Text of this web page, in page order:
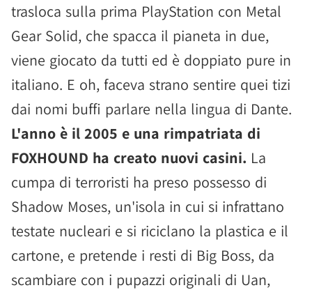
trasloca sulla prima PlayStation con Metal
Gear Solid, che spacca il pianeta in due,
viene giocato da tutti ed è doppiato pure in
italiano. E oh, faceva strano sentire quei tizi
dai nomi buffi parlare nella lingua di Dante.
L'anno è il 2005 e una rimpatriata di
FOXHOUND ha creato nuovi casini. La
cumpa di terroristi ha preso possesso di
Shadow Moses, un'isola in cui si infrattano
testate nucleari e si riciclano la plastica e il
cartone, e pretende i resti di Big Boss, da
scambiare con i pupazzi originali di Uan,